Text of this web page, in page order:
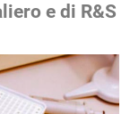
e di R&S